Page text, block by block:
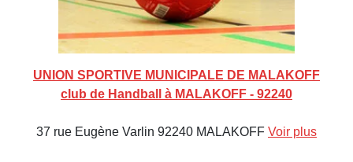
UNION SPORTIVE MUNICIPALE DE MALAKOFF
club de Handball à MALAKOFF - 92240
37 rue Eugène Varlin 92240 MALAKOFF Voir plus